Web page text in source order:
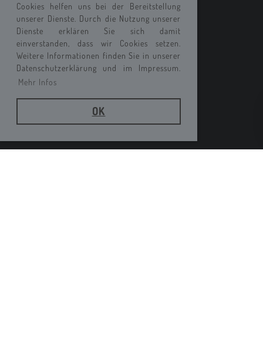
Cookies helfen uns bei der Bereitstellung
unserer Dienste. Durch die Nutzung unserer
Dienste erklären Sie sich damit
einverstanden, dass wir Cookies setzen.
Weitere Informationen finden Sie in unserer
Datenschutzerklärung und im Impressum.
Mehr Infos
OK